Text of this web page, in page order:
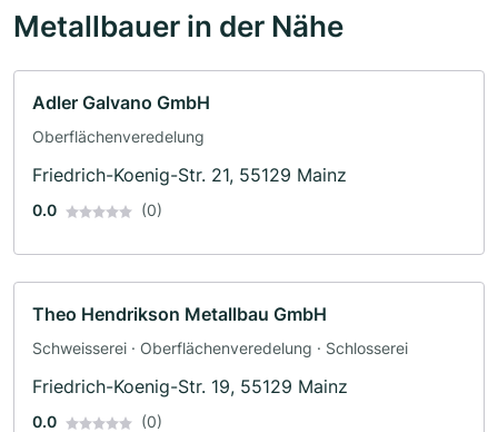
Metallbauer in der Nähe
Adler Galvano GmbH
Oberflächenveredelung
Friedrich-Koenig-Str. 21, 55129 Mainz
0.0 (0)
Theo Hendrikson Metallbau GmbH
Schweisserei · Oberflächenveredelung · Schlosserei
Friedrich-Koenig-Str. 19, 55129 Mainz
0.0 (0)